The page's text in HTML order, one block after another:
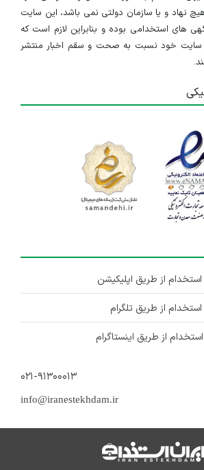
غربی
کارشناس
غربی
نهاد و یا سازمان دولتی نمی باشد، این سایت
های استخدامی بوده و بنابراین لازم است که
سایت خود نسبت به صحت و سقم اخبار منتشر
از طریق اپلیکیشن
از طریق تلگرام
از طریق اینستاگرام
۰۲۱-۹۱۳۰۰۰۱۳
info@iranestekhdam.ir